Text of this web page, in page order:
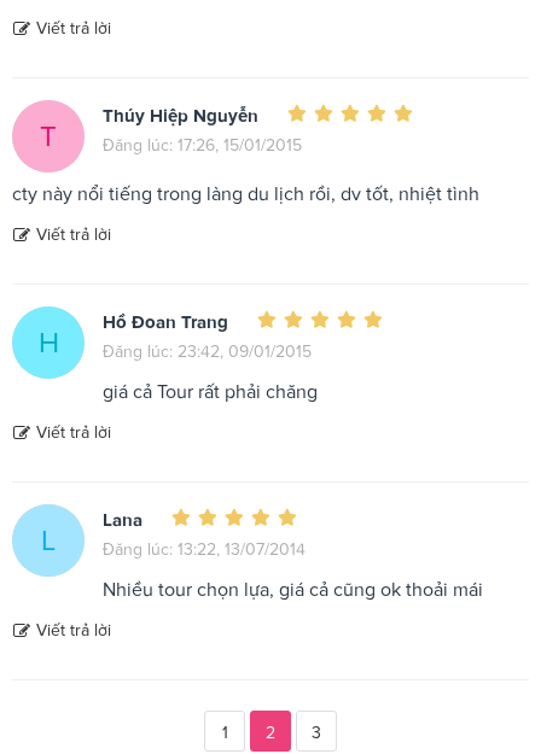
Viết trả lời
T
Thúy Hiệp Nguyễn
Đăng lúc: 17:26, 15/01/2015
cty này nổi tiếng trong làng du lịch rồi, dv tốt, nhiệt tình
Viết trả lời
H
Hồ Đoan Trang
Đăng lúc: 23:42, 09/01/2015
giá cả Tour rất phải chăng
Viết trả lời
L
Lana
Đăng lúc: 13:22, 13/07/2014
Nhiều tour chọn lựa, giá cả cũng ok thoải mái
Viết trả lời
1 2 3